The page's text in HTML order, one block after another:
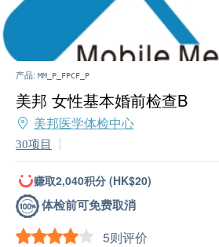
产品: MM_P_FPCF_P
美邦 女性基本婚前检查B
美邦医学体检中心
30项目
赚取2,040积分 (HK$20)
体检前可免费取消
5则评价